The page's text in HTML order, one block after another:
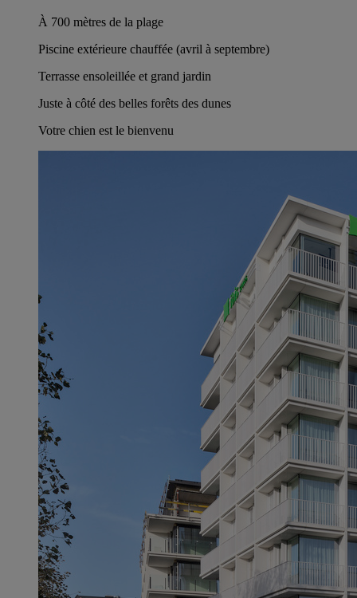
À 700 mètres de la plage
Piscine extérieure chauffée (avril à septembre)
Terrasse ensoleillée et grand jardin
Juste à côté des belles forêts des dunes
Votre chien est le bienvenu